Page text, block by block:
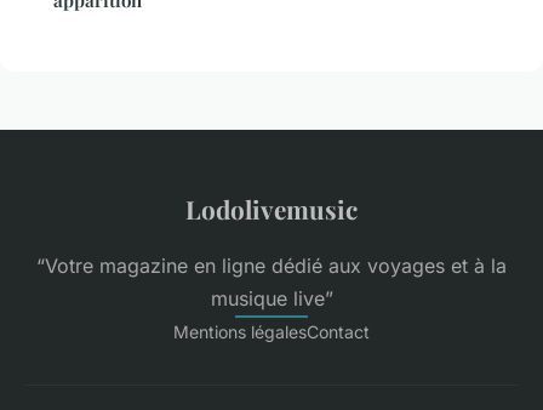
Lodolivemusic
“Votre magazine en ligne dédié aux voyages et à la
musique live”
Mentions légalesContact